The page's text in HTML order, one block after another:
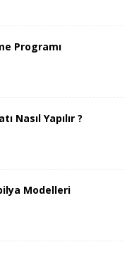
Programı
Nasıl Yapılır ?
Modelleri